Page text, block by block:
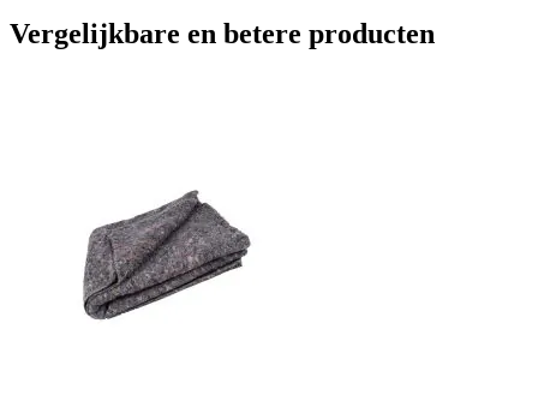
Vergelijkbare en betere producten